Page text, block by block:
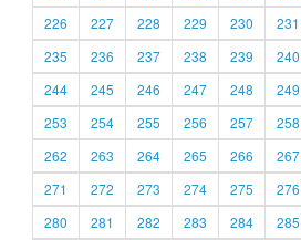
226
227 228 229 230 231
235
236 237 238 239 240
244
245 246 247 248 249
253
254 255 256 257 258
262
263 264 265 266 267
271
272 273 274 275 276
280
281 282 283 284 285